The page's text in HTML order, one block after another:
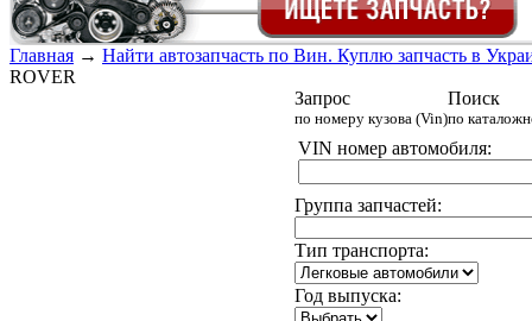
Главная → Найти автозапчасть по Вин. Куплю запчасть в
ROVER
Запрос
по номеру кузова (Vin)
Поиск
по
VIN номер автомобиля:
Группа запчастей:
Тип транспорта:
Год выпуска: